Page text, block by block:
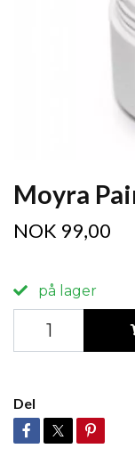
Moyra
NOK 99,00
på lager
Del